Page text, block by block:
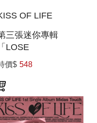
OF LIFE
三張迷你專輯
「LOSE
」(韓國進口版)
價$ 548